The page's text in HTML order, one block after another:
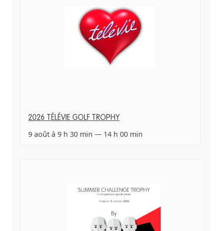
2026 TÉLÉVIE GOLF TROPHY
9 août à 9 h 30 min — 14 h 00 min